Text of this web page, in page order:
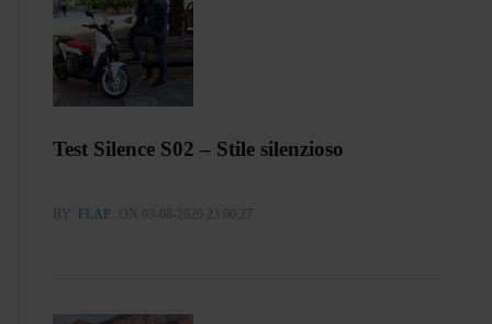
Test Silence S02 – Stile silenzioso
BY FLAP ON 03-08-2026 23:00:27